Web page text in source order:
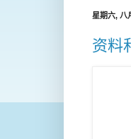
星期六, 八
资料